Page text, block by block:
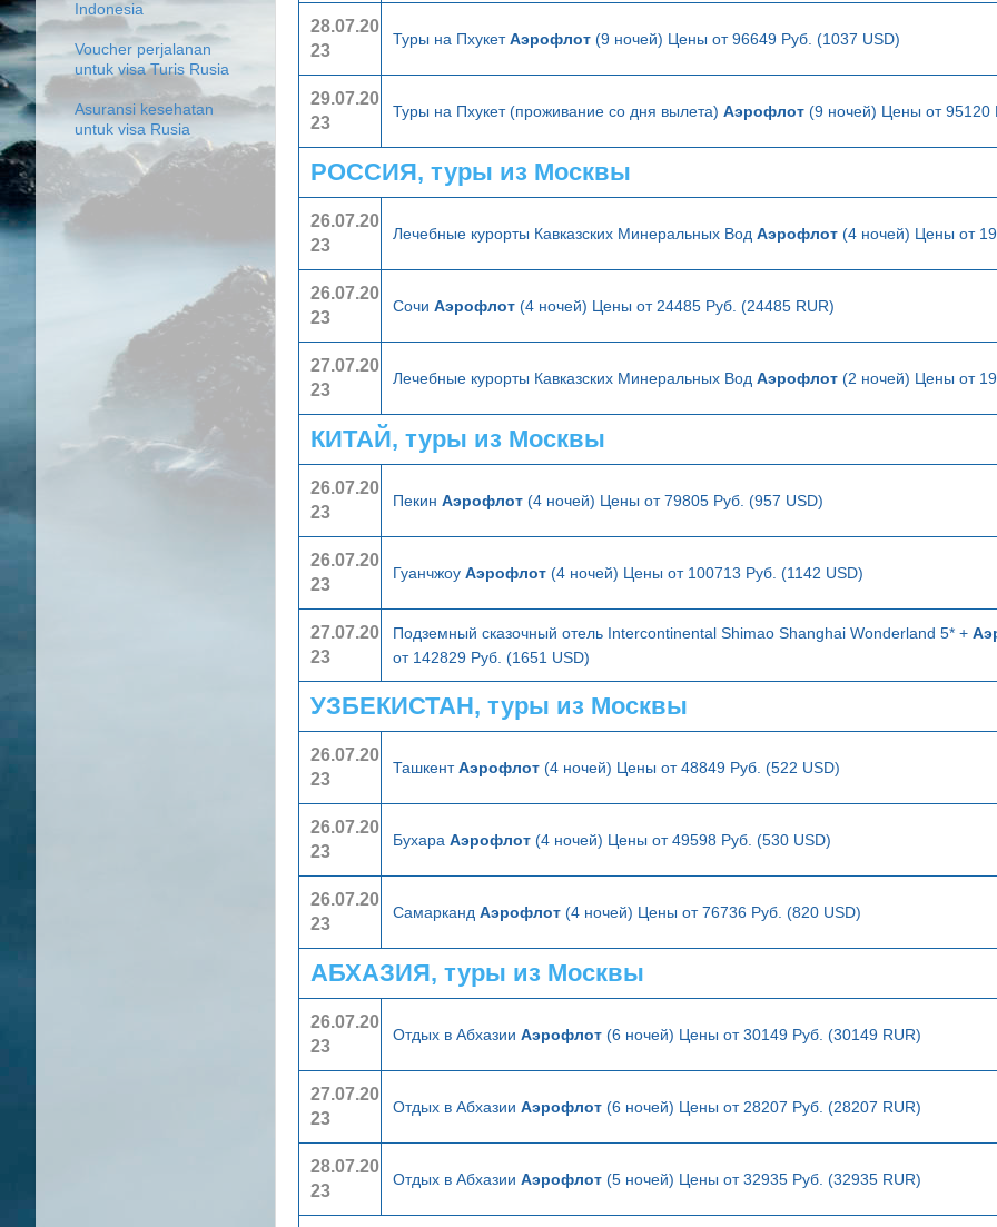
28.07.20
23
Туры на ПхукетАэрофлот (9 ночей) Цены от 96649 Руб. (1037 USD)
29.07.20
23
Туры на Пхукет (проживание со дня вылета) Аэрофлот (9 ночей) Цены от 95120
РОССИЯ, туры из Москвы
26.07.20
23
Лечебные курорты Кавказских Минеральных Вод Аэрофлот (4 ночей) Цены от
26.07.20
23
Сочи Аэрофлот (4 ночей) Цены от 24485 Руб. (24485 RUR)
27.07.20
23
Лечебные курорты Кавказских Минеральных Вод Аэрофлот (2 ночей) Цены от
КИТАЙ, туры из Москвы
26.07.20
23
Пекин Аэрофлот (4 ночей) Цены от 79805 Руб. (957 USD)
26.07.20
23
Гуанчжоу Аэрофлот (4 ночей) Цены от 100713 Руб. (1142 USD)
27.07.20
23
Подземный сказочный отель Intercontinental Shimao Shanghai Wonderland 5* +
от 142829 Руб. (1651 USD)
УЗБЕКИСТАН, туры из Москвы
26.07.20
23
ТашкентАэрофлот (4 ночей) Цены от 48849 Руб. (522 USD)
26.07.20
23
Бухара Аэрофлот (4 ночей) Цены от 49598 Руб. (530 USD)
26.07.20
23
Самарканд Аэрофлот (4 ночей) Цены от 76736 Руб. (820 USD)
АБХАЗИЯ, туры из Москвы
26.07.20
23
Отдых в Абхазии Аэрофлот (6 ночей) Цены от 30149 Руб. (30149 RUR)
27.07.20
23
Отдых в Абхазии Аэрофлот (6 ночей) Цены от 28207 Руб. (28207 RUR)
28.07.20
23
Отдых в Абхазии Аэрофлот (5 ночей) Цены от 32935 Руб. (32935 RUR)
Indonesia
Voucher perjalanan
untuk visa Turis Rusia
Asuransi kesehatan
untuk visa Rusia